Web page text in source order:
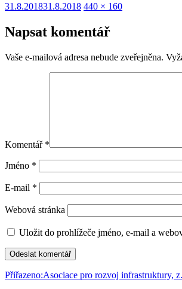
Publikováno:
31.8.201831.8.2018 Původní
440 × 160
Napsat komentář
Vaše e-mailová adresa nebude zveřejněna.
Komentář *
Jméno *
E-mail *
Webová stránka
Uložit do prohlížeče jméno, e-mail a
Navigace
Přiřazeno:Asociace pro rozvoj infrastruktury,